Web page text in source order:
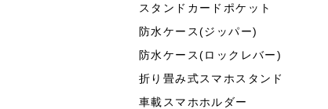
スタンドカードポケット
防水ケース(ジッパー)
防水ケース(ロックレバー)
折り畳み式スマホスタンド
車載スマホホルダー